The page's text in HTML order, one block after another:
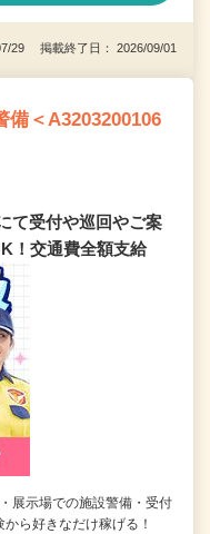
29 掲載終了日： 2026/09/01
備＜A3203200106
て受付や巡回やご案
！交通費全額支給
展示場での施設警備・受付
ら好きなだけ稼げる！